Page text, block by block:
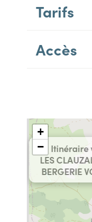
Tarifs
Accès
Itinéraire
LES
BERGERIE
+
−